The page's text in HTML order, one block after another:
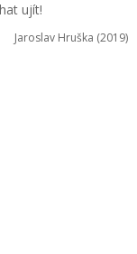
ujít!
Jaroslav Hruška (2019)